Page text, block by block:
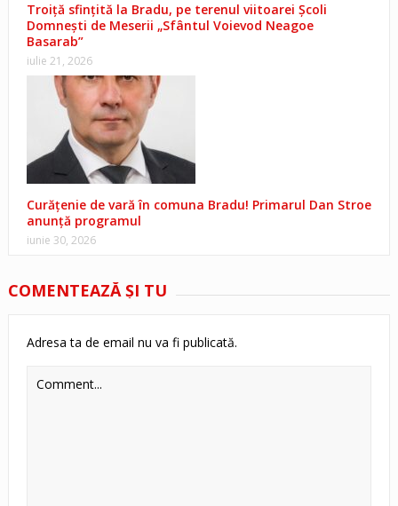
Troiță sfințită la Bradu, pe terenul viitoarei Școli
Domnești de Meserii „Sfântul Voievod Neagoe
Basarab”
iulie 21, 2026
Curățenie de vară în comuna Bradu! Primarul Dan Stroe
anunță programul
iunie 30, 2026
COMENTEAZĂ ŞI TU
Adresa ta de email nu va fi publicată.